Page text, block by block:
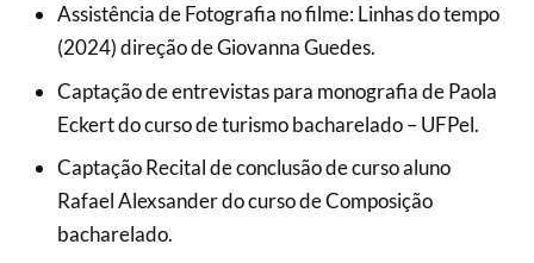
Assistência de Fotografia no filme: Linhas do tempo
(2024) direção de Giovanna Guedes.
Captação de entrevistas para monografia de Paola
Eckert do curso de turismo bacharelado – UFPel.
Captação Recital de conclusão de curso aluno
Rafael Alexsander do curso de Composição
bacharelado.